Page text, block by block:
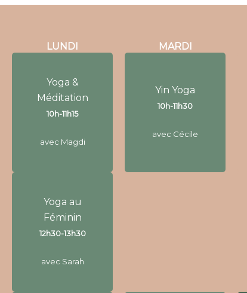
LUNDI
Yoga &
Méditation
10h-11h15
avec Magdi
Méditation
Yoga au
Féminin
12h30-13h30
avec Sarah
Féminin
MARDI
Yin Yoga
10h-11h30
avec Cécile
10h-11h30